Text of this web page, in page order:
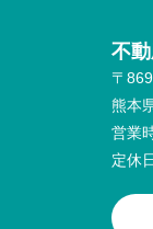
不
〒
熊本
営業
定休